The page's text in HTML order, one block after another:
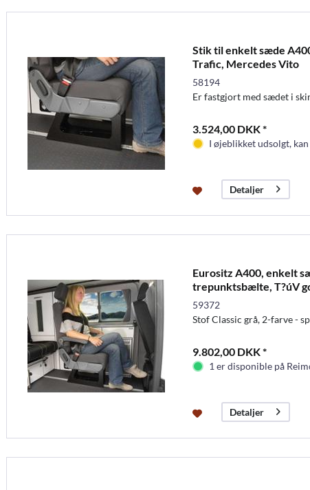
Stik til enkelt sæde
Trafic, Mercedes Vito
58194
Er fastgjort med sædet i
3.524,00 DKK *
I øjeblikket udsolgt,
Detaljer
Eurositz A400, enkelt
trepunktsbælte, T?úV
59372
Stof Classic grå, 2-farve -
9.802,00 DKK *
1 er disponible på
Detaljer